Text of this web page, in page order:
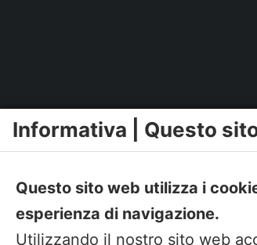
Informativa | Questo
Questo sito web utilizza i
esperienza di navigazione.
Utilizzando il nostro sito web